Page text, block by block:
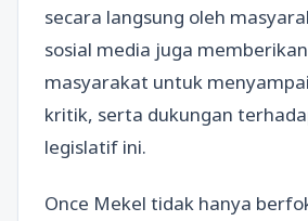
secara langsung oleh
sosial media juga
masyarakat untuk
kritik, serta dukungan
legislatif ini.
Once Mekel tidak hanya